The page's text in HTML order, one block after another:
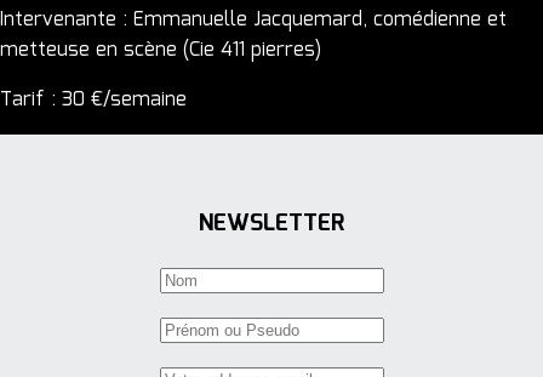
RÉSIDENCES
Saison en cours
Compagnies associées
Ateliers de création amateurs
Stages de création amateur
Intervenante : Emmanuelle Jacquemard, comédienne et
metteuse en scène (Cie 411 pierres)
Tarif : 30 €/semaine
NEWSLETTER